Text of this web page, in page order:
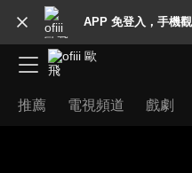
APP 免登入，手機
推薦 電視頻道 戲劇